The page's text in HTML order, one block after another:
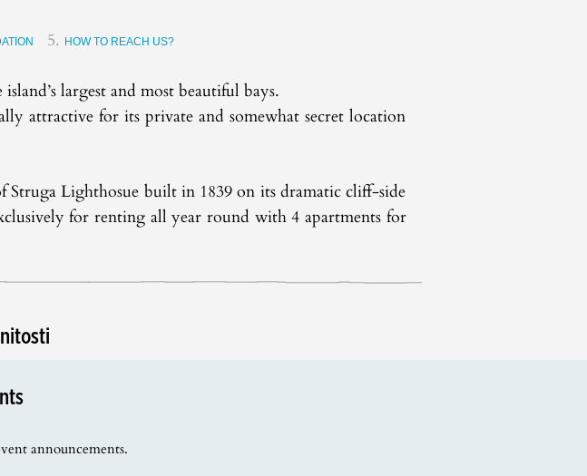
HOW TO REACH US?
largest and most beautiful bays.
attractive for its private and somewhat secret location
Struga Lighthosue built in 1839 on its dramatic cliff-side
for renting all year round with 4 apartments for
announcements.